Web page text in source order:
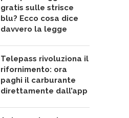
gratis sulle strisce
blu? Ecco cosa dice
davvero la legge
Telepass rivoluziona il
rifornimento: ora
paghi il carburante
direttamente dall’app